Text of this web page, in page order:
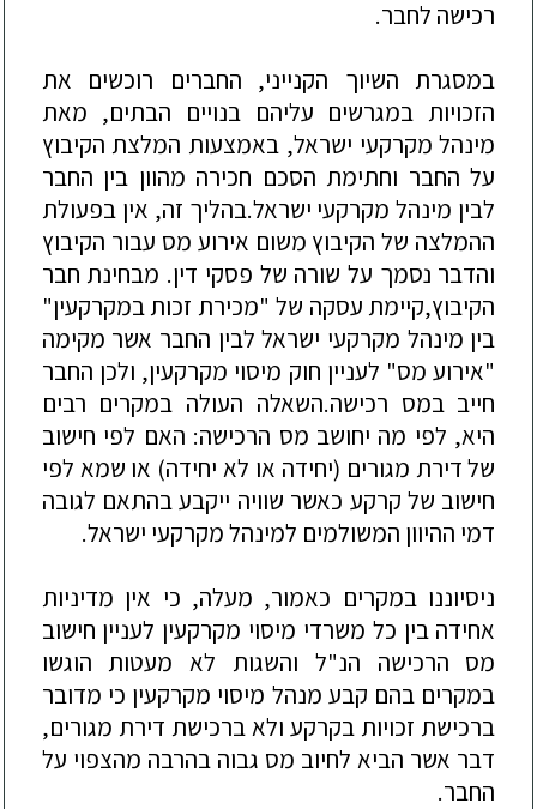
רכישה לחבר.
במסגרת השיוך הקנייני, החברים רוכשים את
הזכויות במגרשים עליהםבנויים הבתים, מאת
מינהל מקרקעי ישראל, באמצעות המלצת הקיבוץ
על החבר וחתימת הסכם חכירה מהוון בין החבר
לבין מינהל מקרקעי ישראל.בהליך זה, איןבפעולת
ההמלצה של הקיבוץ משום אירוע מס עבור הקיבוץ
והדבר נסמך על שורה של פסקי דין. מבחינת חבר
הקיבוץ,קיימת עסקה של "מכירת זכותבמקרקעין"
בין מינהל מקרקעי ישראל לבין החבר אשר מקימה
"אירוע מס" לעניין חוק מיסוי מקרקעין, ולכן החבר
חייבבמס רכישה.השאלה העולה במקרים רבים
היא, לפי מה יחושב מס הרכישה: האם לפי חישוב
שלדירת מגורים (יחידה או לא יחידה) או שמא לפי
חישוב של קרקע כאשר שוויה ייקבעבהתאם לגובה
דמי ההיוון המשולמים למינהלמקרקעי ישראל.
ניסיוננובמקרים כאמור, מעלה, כי אין מדיניות
אחידהבין כל משרדי מיסוי מקרקעין לעניין חישוב
מס הרכישה הנ"ל והשגות לא מעטות הוגשו
במקרים בהם קבע מנהל מיסוי מקרקעין כי מדובר
ברכישת זכויות בקרקע ולאברכישת דירת מגורים,
דבר אשר הביא לחיוב מס גבוהבהרבה מהצפוי על
החבר.